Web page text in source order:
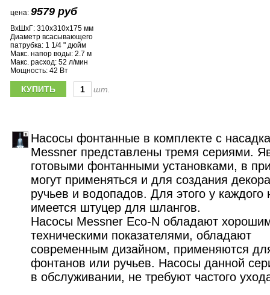
цена: 9579 руб
ВхШхГ: 310х310х175 мм
Диаметр всасывающего
патрубка: 1 1/4 " дюйм
Макс. напор воды: 2.7 м
Макс. расход: 52 л/мин
Мощность: 42 Вт
шт.
Насосы фонтанные в комплекте с
Messner представлены тремя сериями.
готовыми фонтанными установками, в
могут применяться и для создания
ручьев и водопадов. Для этого у каждого
имеется штуцер для шлангов.
Насосы Messner Eco-N обладают
техническими показателями, обладают
современным дизайном, применяются
фонтанов или ручьев. Насосы данной
в обслуживании, не требуют частого